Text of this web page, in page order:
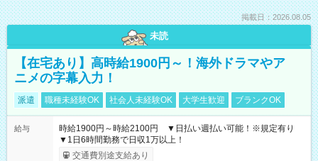
掲載日：2026.08.05
未読
【在宅あり】高時給1900円～！海外ドラマやア
ニメの字幕入力！
派遣 職種未経験OK 社会人未経験OK 大学生歓迎 ブランクOK
給与
時給1900円～時給2100円 ▼日払い週払い可能！※規定有り
▼1日6時間勤務で日収1万以上！
交通費別途支給あり